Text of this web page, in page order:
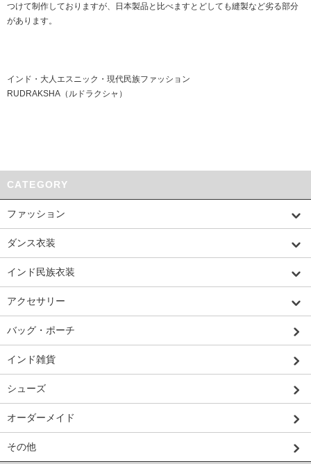
つけて制作しておりますが、日本製品と比べますとどしても縫製など劣る部分
があります。
インド・大人エスニック・現代民族ファッション
RUDRAKSHA（ルドラクシャ）
CATEGORY
ファッション
ダンス衣装
インド民族衣装
アクセサリー
バッグ・ポーチ
インド雑貨
シューズ
オーダーメイド
その他